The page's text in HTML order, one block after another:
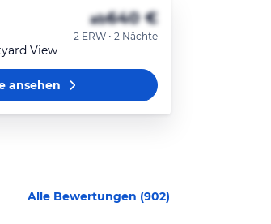
View
ab640 €
2 ERW • 2 Nächte
ansehen
Alle Bewertungen (902)